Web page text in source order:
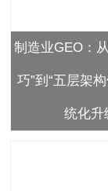
制造业GEO：
巧”到“五层架
统化升